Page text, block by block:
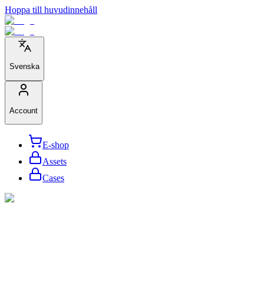
Hoppa till huvudinnehåll
Svenska
Account
E-shop
Assets
Cases